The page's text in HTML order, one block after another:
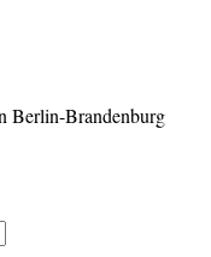
Berlin-Brandenburg